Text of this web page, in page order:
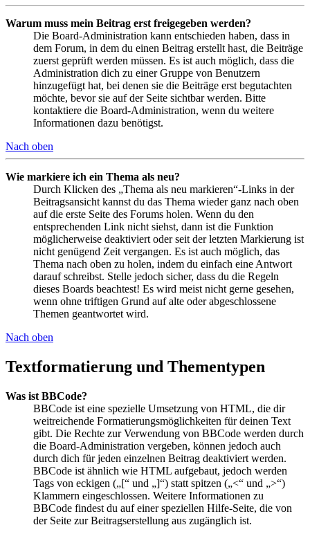
Warum muss mein Beitrag erst freigegeben werden?
Die Board-Administration kann entschieden haben, dass in
dem Forum, in dem du einen Beitrag erstellt hast, die Beiträge
zuerst geprüft werden müssen. Es ist auch möglich, dass die
Administration dich zu einer Gruppe von Benutzern
hinzugefügt hat, bei denen sie die Beiträge erst begutachten
möchte, bevor sie auf der Seite sichtbar werden. Bitte
kontaktiere die Board-Administration, wenn du weitere
Informationen dazu benötigst.
Nach oben
Wie markiere ich ein Thema als neu?
Durch Klicken des „Thema als neu markieren“-Links in der
Beitragsansicht kannst du das Thema wieder ganz nach oben
auf die erste Seite des Forums holen. Wenn du den
entsprechenden Link nicht siehst, dann ist die Funktion
möglicherweise deaktiviert oder seit der letzten Markierung ist
nicht genügend Zeit vergangen. Es ist auch möglich, das
Thema nach oben zu holen, indem du einfach eine Antwort
darauf schreibst. Stelle jedoch sicher, dass du die Regeln
dieses Boards beachtest! Es wird meist nicht gerne gesehen,
wenn ohne triftigen Grund auf alte oder abgeschlossene
Themen geantwortet wird.
Nach oben
Textformatierung und Thementypen
Was ist BBCode?
BBCode ist eine spezielle Umsetzung von HTML, die dir
weitreichende Formatierungsmöglichkeiten für deinen Text
gibt. Die Rechte zur Verwendung von BBCode werden durch
die Board-Administration vergeben, können jedoch auch
durch dich für jeden einzelnen Beitrag deaktiviert werden.
BBCode ist ähnlich wie HTML aufgebaut, jedoch werden
Tags von eckigen („[“ und „]“) statt spitzen („<“ und „>“)
Klammern eingeschlossen. Weitere Informationen zu
BBCode findest du auf einer speziellen Hilfe-Seite, die von
der Seite zur Beitragserstellung aus zugänglich ist.